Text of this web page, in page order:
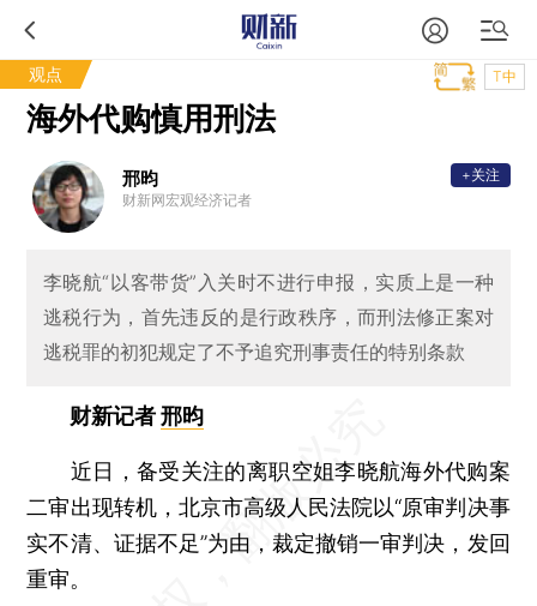
观点 T中
海外代购慎用刑法
邢昀
财新网宏观经济记者
+关注
李晓航“以客带货”入关时不进行申报，实质上是一种
逃税行为，首先违反的是行政秩序，而刑法修正案对
逃税罪的初犯规定了不予追究刑事责任的特别条款
财新记者邢昀
近日，备受关注的离职空姐李晓航海外代购案
二审出现转机，北京市高级人民法院以“原审判决事
实不清、证据不足”为由，裁定撤销一审判决，发回
重审。